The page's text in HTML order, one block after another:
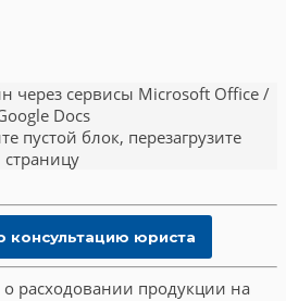
через сервисы Microsoft Office /
Docs
пустой блок, перезагрузите
страницу